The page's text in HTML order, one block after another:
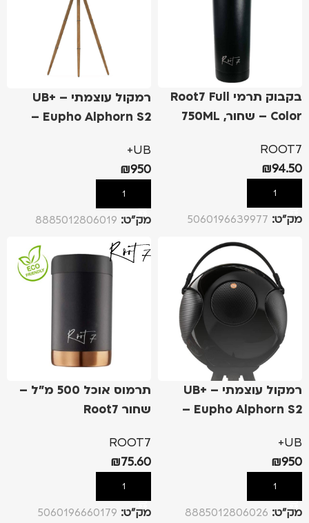
בקבוק תרמי Root7 Full
Color – שחור, 750ML
ROOT7
₪94.50
הוספה לסל
מק”ט: 5060196639977
רמקול עוצמתי – UB+
Eupho Alphorn S2 –
UB+
₪950
הוספה לסל
מק”ט: 8885012806019
רמקול עוצמתי – UB+
Eupho Alphorn S2 –
UB+
₪950
הוספה לסל
מק”ט: 8885012806026
תרמוס אוכל 500 מ"ל –
שחור Root7
ROOT7
₪75.60
הוספה לסל
מק”ט: 5060196660179